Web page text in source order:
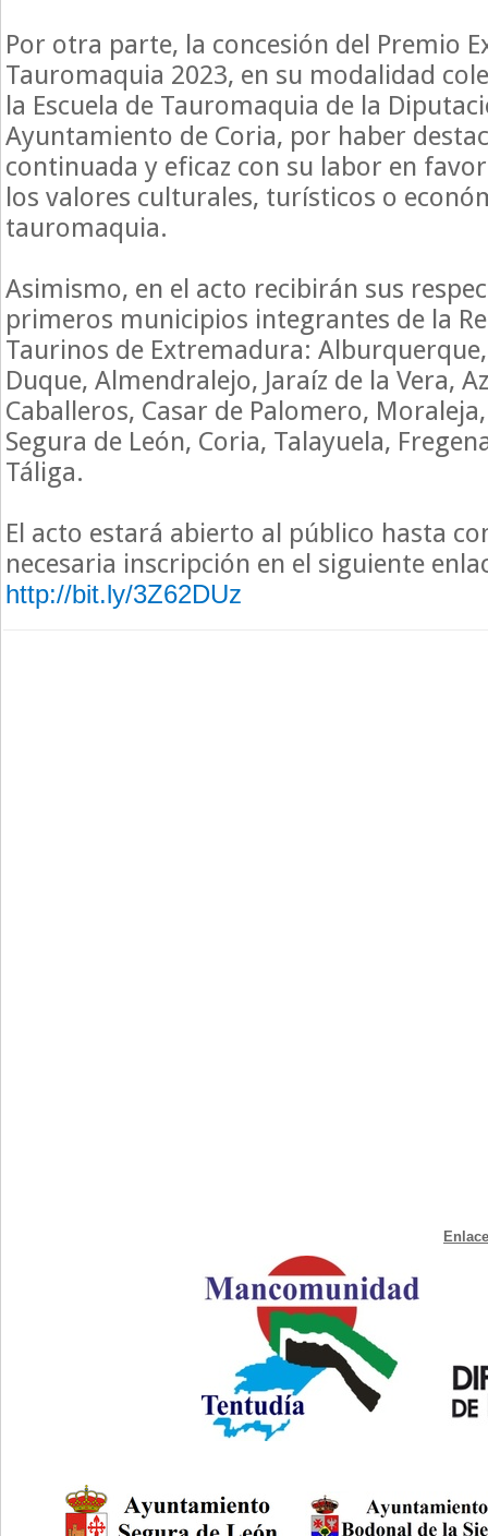
Por otra parte, la concesión del Premio
Tauromaquia 2023, en su modalidad
la Escuela de Tauromaquia de la
Ayuntamiento de Coria, por haber
continuada y eficaz con su labor en
los valores culturales, turísticos o
tauromaquia.
Asimismo, en el acto recibirán sus
primeros municipios integrantes de la
Taurinos de Extremadura:
Duque, Almendralejo, Jaraíz de la Vera,
Caballeros, Casar de Palomero,
Segura de León, Coria, Talayuela,
Táliga.
El acto estará abierto al público hasta
necesaria inscripción en el siguiente
http://bit.ly/3Z62DUz